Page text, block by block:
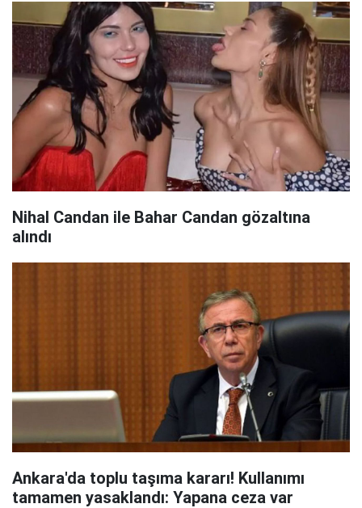
Nihal Candan ile Bahar Candan gözaltına
alındı
Ankara'da toplu taşıma kararı! Kullanımı
tamamen yasaklandı: Yapana ceza var